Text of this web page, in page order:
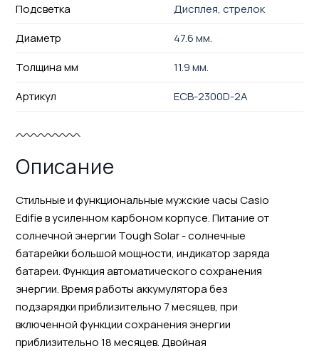
Подсветка
Дисплея, стрелок
Диаметр
47.6 мм.
Толщина мм
11.9 мм.
Артикул
ECB-2300D-2A
Описание
Стильные и функциональные мужские часы Casio
Edifie в усиленном карбоном корпусе. Питание от
солнечной энергии Tough Solar - солнечные
батарейки большой мощности, индикатор заряда
батареи. Функция автоматического сохранения
энергии. Время работы аккумулятора без
подзарядки приблизительно 7 месяцев, при
включенной функции сохранения энергии
приблизительно 18 месяцев. Двойная